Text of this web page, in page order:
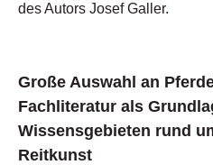
des Autors Josef Galler.
Große Auswahl an
Fachliteratur als
Wissensgebieten rund
Reitkunst